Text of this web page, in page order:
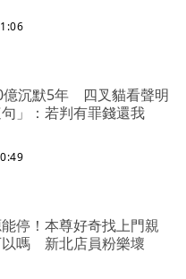
億沉默5年 四叉貓看聲明
句」：若判有罪錢還我
停！本尊好奇找上門親
以嗎 新北店員粉樂壞